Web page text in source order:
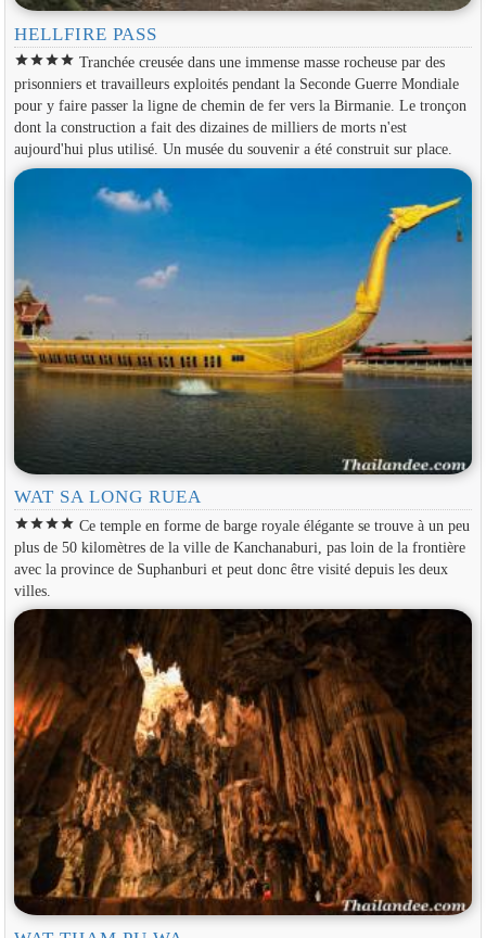
HELLFIRE PASS
starstarstarstar Tranchée creusée dans une immense masse rocheuse par des
prisonniers et travailleurs exploités pendant la Seconde Guerre Mondiale
pour y faire passer la ligne de chemin de fer vers la Birmanie. Le tronçon
dont la construction a fait des dizaines de milliers de morts n'est
aujourd'hui plus utilisé. Un musée du souvenir a été construit sur place.
WAT SA LONG RUEA
starstarstarstar Ce temple en forme de barge royale élégante se trouve à un peu
plus de 50 kilomètres de la ville de Kanchanaburi, pas loin de la frontière
avec la province de Suphanburi et peut donc être visité depuis les deux
villes.